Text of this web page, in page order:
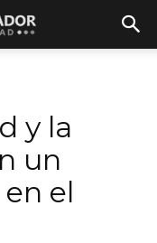
y la
un
el